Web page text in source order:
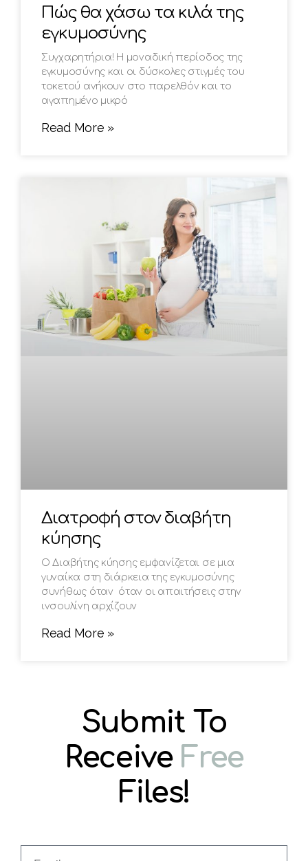
Πώς θα χάσω τα κιλά της
εγκυμοσύνης
Συγχαρητήρια! Η μοναδική περίοδος της
εγκυμοσύνης και οι δύσκολες στιγμές του
τοκετού ανήκουν στο παρελθόν και το
αγαπημένο μικρό
Read More »
Διατροφή στον διαβήτη
κύησης
Ο Διαβήτης κύησης εμφανίζεται σε μια
γυναίκα στη διάρκεια της εγκυμοσύνης
συνήθως όταν όταν οι απαιτήσεις στην
ινσουλίνη αρχίζουν
Read More »
Submit To
Receive Free
Files!